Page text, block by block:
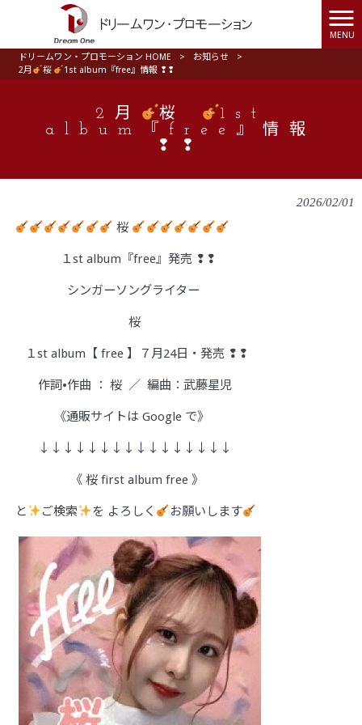
MENU
ドリームワン・プロモーション HOME > お知らせ
>
2月
桜 1st album『free』情報 ❢❢
2月 桜
1st
album『free』情報
❢❢
2026/02/01
桜
１st album『free』発売 ❢❢
シンガーソングライター
桜
１st album【 free 】７月24日・発売 ❢❢
作詞•作曲 ： 桜 ／ 編曲：武藤星児
《通販サイトは Google で》
↓↓↓↓↓↓↓↓↓↓↓↓↓↓↓↓
《 桜 first album free 》
と ご検索 を よろしく お願いします